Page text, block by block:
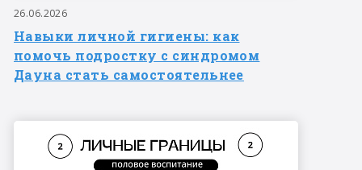
26.06.2026
Навыки личной гигиены: как
помочь подростку с синдромом
Дауна стать самостоятельнее